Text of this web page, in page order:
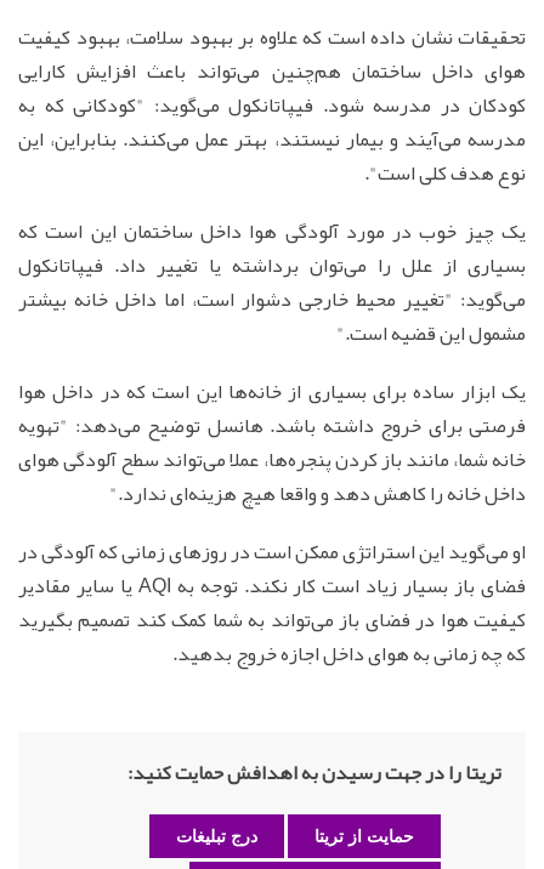
تحقیقات نشان داده است که علاوه بر بهبود سلامت، بهبود کیفیت
هوای داخل ساختمان هم‌چنین می‌تواند باعث افزایش کارایی
کودکان در مدرسه شود. فیپاتانکول می‌گوید: "كودكانی كه به
مدرسه می‌آیند و بیمار نیستند، بهتر عمل می‌كنند. بنابراین، این
نوع هدف کلی است".
یک چیز خوب در مورد آلودگی هوا داخل ساختمان این است که
بسیاری از علل را می‌توان برداشته یا تغییر داد. فیپاتانکول
می‌گوید: "تغییر محیط خارجی دشوار است، اما داخل خانه بیشتر
مشمول این قضیه است."
یک ابزار ساده برای بسیاری از خانه‌ها این است که در داخل هوا
فرصتی برای خروج داشته باشد. هانسل توضیح می‌دهد: "تهویه
خانه شما، مانند باز کردن پنجره‌ها، عملا می‌تواند سطح آلودگی هوای
داخل خانه را کاهش دهد و واقعا هیچ هزینه‌ای ندارد."
او می‌گوید این استراتژی ممکن است در روزهای زمانی که آلودگی در
فضای باز بسیار زیاد است کار نکند. توجه به AQI یا سایر مقادیر
کیفیت هوا در فضای باز می‌تواند به شما کمک کند تصمیم بگیرید
که چه زمانی به هوای داخل اجازه خروج بدهید.
تریتا را در جهت رسیدن به اهدافش حمایت کنید:
حمایت از تریتا درج تبلیغات